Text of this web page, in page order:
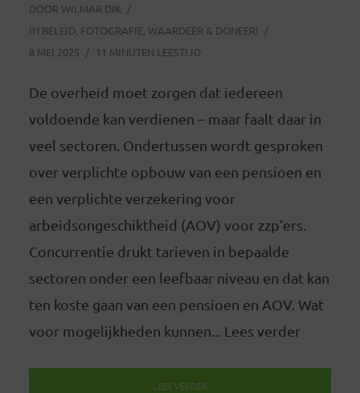
DOOR WILMAR DIK
IN BELEID, FOTOGRAFIE, WAARDEER & DONEER!
8 MEI 2025
11 MINUTEN LEESTIJD
De overheid moet zorgen dat iedereen
voldoende kan verdienen – maar faalt daar in
veel sectoren. Ondertussen wordt gesproken
over verplichte opbouw van een pensioen en
een verplichte verzekering voor
arbeidsongeschiktheid (AOV) voor zzp’ers.
Concurrentie drukt tarieven in bepaalde
sectoren onder een leefbaar niveau en dat kan
ten koste gaan van een pensioen en AOV. Wat
voor mogelijkheden kunnen... Lees verder
LEES VERDER